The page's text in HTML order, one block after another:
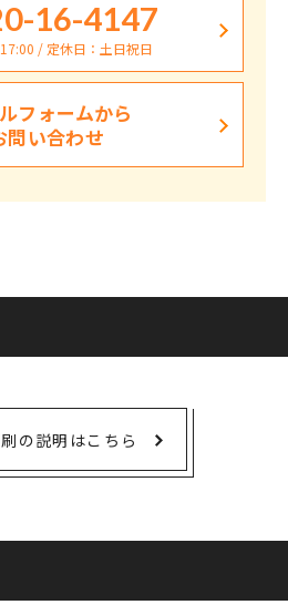
16-4147
/ 定休日：土日祝日
フォームから
問い合わせ
の説明はこちら